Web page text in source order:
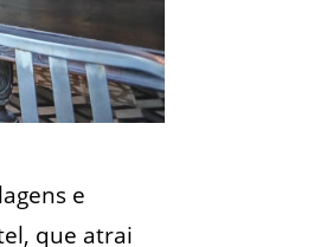
e
que atrai